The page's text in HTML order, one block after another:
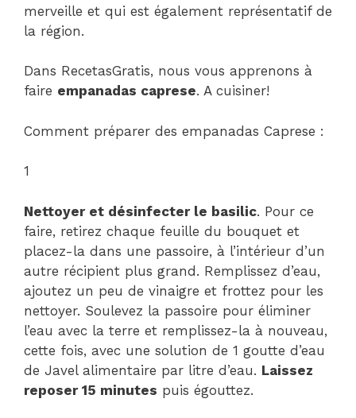
merveille et qui est également représentatif de
la région.
Dans RecetasGratis, nous vous apprenons à
faire empanadas caprese. A cuisiner!
Comment préparer des empanadas Caprese :
1
Nettoyer et désinfecter le basilic. Pour ce
faire, retirez chaque feuille du bouquet et
placez-la dans une passoire, à l’intérieur d’un
autre récipient plus grand. Remplissez d’eau,
ajoutez un peu de vinaigre et frottez pour les
nettoyer. Soulevez la passoire pour éliminer
l’eau avec la terre et remplissez-la à nouveau,
cette fois, avec une solution de 1 goutte d’eau
de Javel alimentaire par litre d’eau. Laissez
reposer 15 minutes puis égouttez.